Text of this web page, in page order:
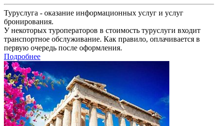
Туруслуга - оказание информационных услуг и услуг
бронирования.
У некоторых туроператоров в стоимость туруслуги входит
транспортное обслуживание. Как правило, оплачивается в
первую очередь после оформления.
Подробнее